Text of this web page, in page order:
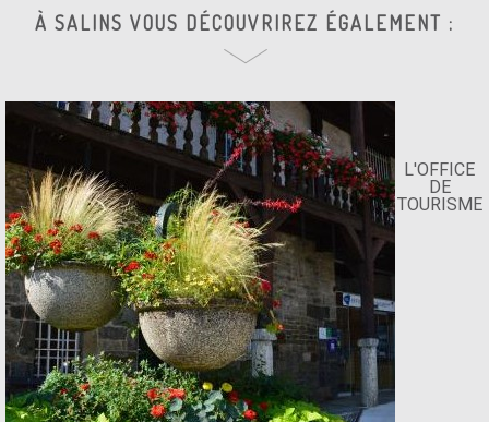
À SALINS VOUS DÉCOUVRIREZ ÉGALEMENT :
L'OFFICE
DE
TOURISME